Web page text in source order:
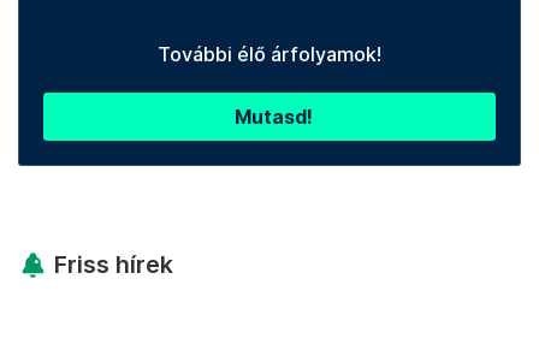
További élő árfolyamok!
Mutasd!
Friss hírek